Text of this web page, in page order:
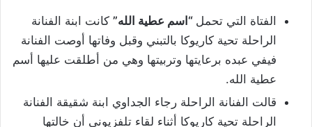
الفتاة التي تحمل “اسم عطية الله” كانت ابنة الفنانة
الراحلة تحية كاريوكا بالتبني وقبل وفاتها أوصت الفنانة
فيفي عبده برعايتها وتربيتها وهي من أطلقت عليها أسم
عطية الله.
قالت الفنانة الراحلة رجاء الجداوي ابنة شقيقة الفنانة
الراحلة تحية كاريوكا أثناء لقاء تلفزيوني أن خالتها